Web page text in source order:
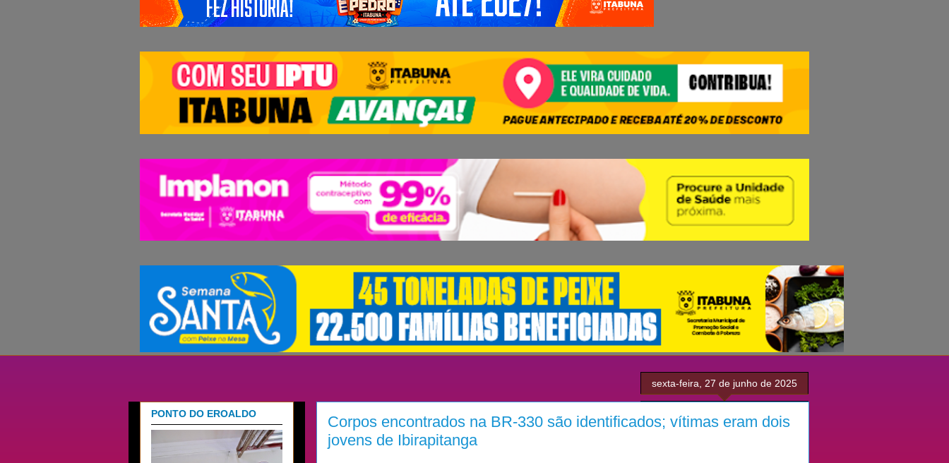
sexta-feira, 27 de junho de 2025
Corpos encontrados na BR-330 são identificados; vítimas eram dois
jovens de Ibirapitanga
PONTO DO EROALDO